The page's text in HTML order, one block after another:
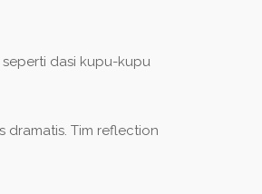
dasi kupu-kupu
dramatis. Tim reflection